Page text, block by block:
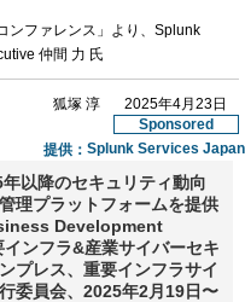
ンファレンス」より、Splunk
仲間 力 氏
狐塚 淳
2025年4月23日
Sponsored
提供： Splunk Services Japan
以降のセキュリティ動向
理プラットフォームを提供
Development
ンフラ&産業サイバーセキ
プレス、重要インフラサイ
委員会、2025年2月19日〜